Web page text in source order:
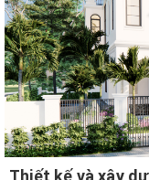
Thiết kế và xây